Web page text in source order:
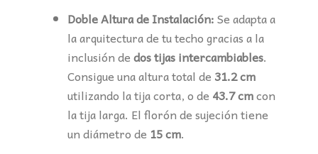
Doble Altura de Instalación:Se adapta a
la arquitectura de tu techo gracias a la
inclusión dedos tijas intercambiables.
Consigue una altura total de 31.2 cm
utilizando la tija corta, o de 43.7 cmcon
la tija larga. El florón de sujeción tiene
un diámetro de 15 cm.